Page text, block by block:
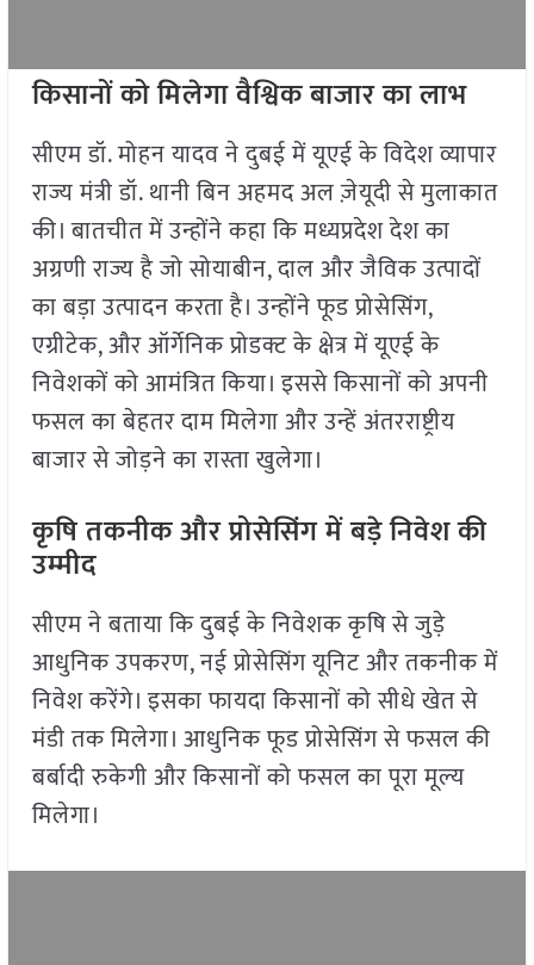
किसानों को मिलेगा वैश्विक बाजार का लाभ
सीएम डॉ. मोहन यादव ने दुबई में यूएई के विदेश व्यापार
राज्य मंत्री डॉ. थानी बिन अहमद अल ज़ेयूदी से मुलाकात
की। बातचीत में उन्होंने कहा कि मध्यप्रदेश देश का
अग्रणी राज्य है जो सोयाबीन, दाल और जैविक उत्पादों
का बड़ा उत्पादन करता है। उन्होंने फूड प्रोसेसिंग,
एग्रीटेक, और ऑर्गेनिक प्रोडक्ट के क्षेत्र में यूएई के
निवेशकों को आमंत्रित किया। इससे किसानों को अपनी
फसल का बेहतर दाम मिलेगा और उन्हें अंतरराष्ट्रीय
बाजार से जोड़ने का रास्ता खुलेगा।
कृषि तकनीक और प्रोसेसिंग में बड़े निवेश की
उम्मीद
सीएम ने बताया कि दुबई के निवेशक कृषि से जुड़े
आधुनिक उपकरण, नई प्रोसेसिंग यूनिट और तकनीक में
निवेश करेंगे। इसका फायदा किसानों को सीधे खेत से
मंडी तक मिलेगा। आधुनिक फूड प्रोसेसिंग से फसल की
बर्बादी रुकेगी और किसानों को फसल का पूरा मूल्य
मिलेगा।